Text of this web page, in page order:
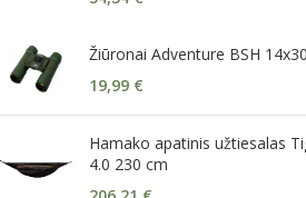
Žiūronai Adventure BSH
19,99 €
Hamako apatinis užtiesalas
4.0 230 cm